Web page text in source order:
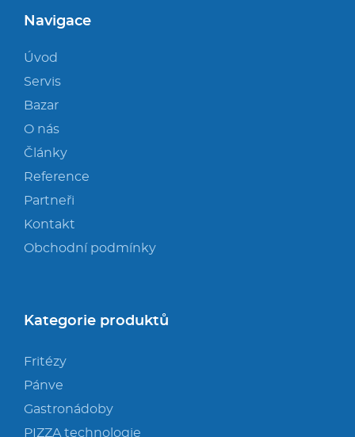
Navigace
Úvod
Servis
Bazar
O nás
Články
Reference
Partneři
Kontakt
Obchodní podmínky
Kategorie produktů
Fritézy
Pánve
Gastronádoby
PIZZA technologie